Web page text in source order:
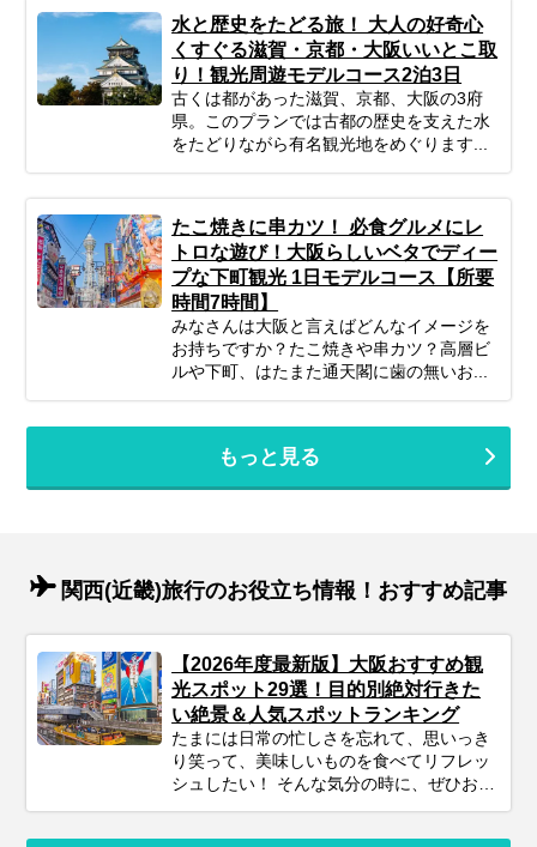
水と歴史をたどる旅！ 大人の好奇心
くすぐる滋賀・京都・大阪いいとこ取
り！観光周遊モデルコース2泊3日
古くは都があった滋賀、京都、大阪の3府
県。このプランでは古都の歴史を支えた水
をたどりながら有名観光地をめぐります...
たこ焼きに串カツ！ 必食グルメにレ
トロな遊び！大阪らしいベタでディー
プな下町観光 1日モデルコース【所要
時間7時間】
みなさんは大阪と言えばどんなイメージを
お持ちですか？たこ焼きや串カツ？高層ビ
ルや下町、はたまた通天閣に歯の無いお...
もっと見る
関西(近畿)旅行のお役立ち情報！おすすめ記事
【2026年度最新版】大阪おすすめ観
光スポット29選！目的別絶対行きた
い絶景＆人気スポットランキング
たまには日常の忙しさを忘れて、思いっき
り笑って、美味しいものを食べてリフレッ
シュしたい！ そんな気分の時に、ぜひおす